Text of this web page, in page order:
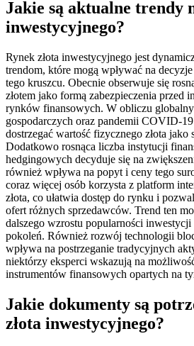
Jakie są aktualne trendy
inwestycyjnego?
Rynek złota inwestycyjnego jest
trendom, które mogą wpływać na
tego kruszcu. Obecnie obserwuje się
złotem jako formą zabezpieczenia przed
rynków finansowych. W obliczu
gospodarczych oraz pandemii COVID-19
dostrzegać wartość fizycznego złota
Dodatkowo rosnąca liczba instytucji
hedgingowych decyduje się na
również wpływa na popyt i ceny tego
coraz więcej osób korzysta z platform
złota, co ułatwia dostęp do rynku i
ofert różnych sprzedawców. Trend ten
dalszego wzrostu popularności inwestycji
pokoleń. Również rozwój technologii
wpływa na postrzeganie tradycyjnych
niektórzy eksperci wskazują na
instrumentów finansowych opartych na
Jakie dokumenty są
złota inwestycyjnego?